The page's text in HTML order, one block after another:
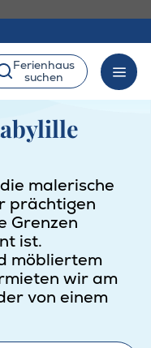
Ferienhaus
suchen
malerische
prächtigen
Grenzen
ist.
möbliertem
wir am
von einem